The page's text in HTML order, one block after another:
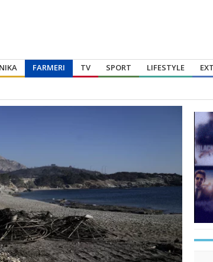
FARMERI TV SPORT LIFESTYLE